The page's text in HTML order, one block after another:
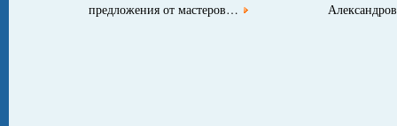
предложения от мастеров…